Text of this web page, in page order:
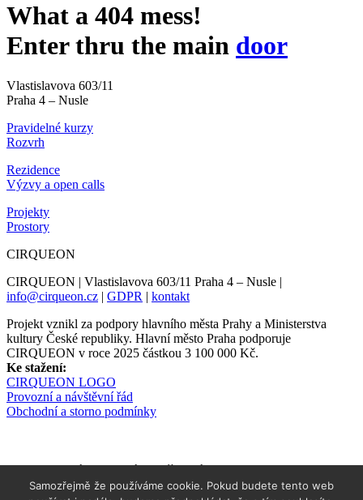
What a 404 mess!
Enter thru the main door
Vlastislavova 603/11
Praha 4 – Nusle
Pravidelné kurzy
Rozvrh
Rezidence
Výzvy a open calls
Projekty
Prostory
CIRQUEON
CIRQUEON | Vlastislavova 603/11 Praha 4 – Nusle |
info@cirqueon.cz | GDPR | kontakt
Projekt vznikl za podpory hlavního města Prahy a Ministerstva
kultury České republiky. Hlavní město Praha podporuje
CIRQUEON v roce 2025 částkou 3 100 000 Kč.
Ke stažení:
CIRQUEON LOGO
Provozní a návštěvní řád
Obchodní a storno podmínky
Newsletter informuje s předstihem
Samozřejmě že používáme cookie. Pokud budete tento web